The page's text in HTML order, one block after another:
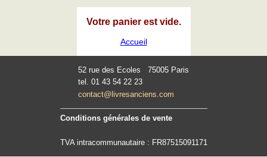
Votre panier est vide.
Accueil
52 rue des Ecoles 75005 Paris
tel. 01 43 54 22 23
contact@livresanciens.com
Conditions générales de vente
TVA intracommunautaire : FR87515091171